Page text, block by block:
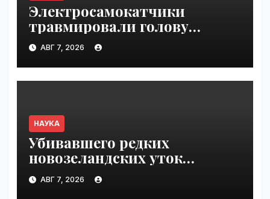
Электросамокатчики
травмировали голову
и внутренние органы чаще
мотоциклистов
и велосипедистов |
VseTime.ru
АВГ 7, 2026
НАУКА
Убивавшего редких
новозеландских уток
одичавшего кота поймали
после трех лет поисков |
АВГ 7, 2026